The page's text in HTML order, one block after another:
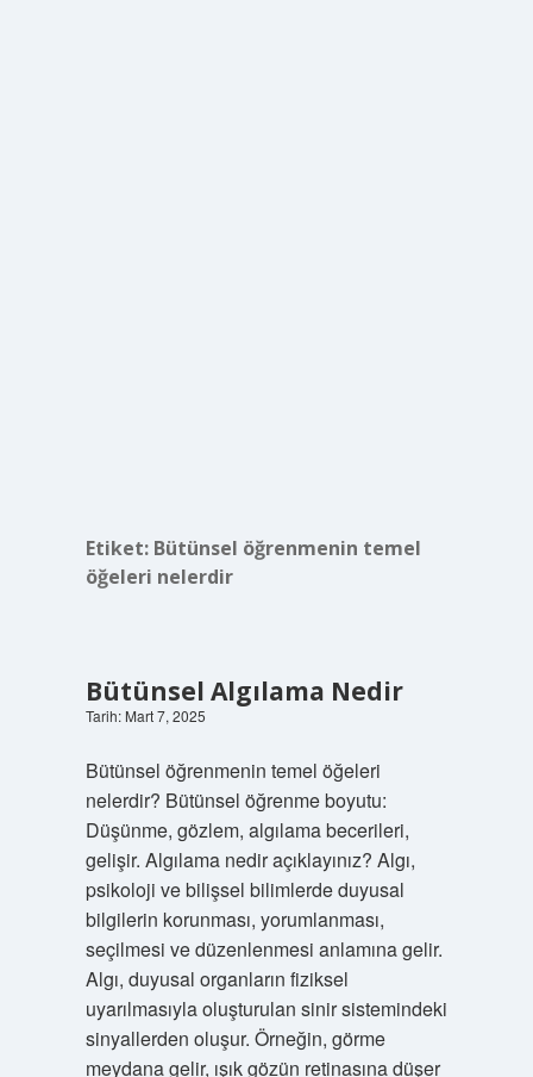
Etiket: Bütünsel öğrenmenin temel
öğeleri nelerdir
Bütünsel Algılama Nedir
Tarih: Mart 7, 2025
Bütünsel öğrenmenin temel öğeleri
nelerdir? Bütünsel öğrenme boyutu:
Düşünme, gözlem, algılama becerileri,
gelişir. Algılama nedir açıklayınız? Algı,
psikoloji ve bilişsel bilimlerde duyusal
bilgilerin korunması, yorumlanması,
seçilmesi ve düzenlenmesi anlamına gelir.
Algı, duyusal organların fiziksel
uyarılmasıyla oluşturulan sinir sistemindeki
sinyallerden oluşur. Örneğin, görme
meydana gelir, ışık gözün retinasına düşer